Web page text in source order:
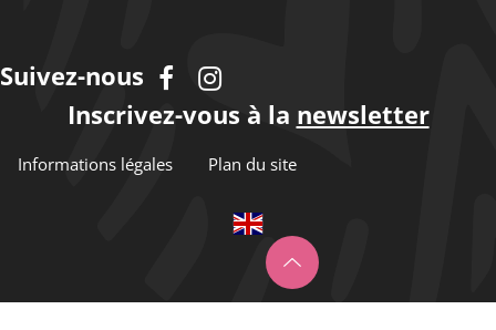
Suivez-nous
Inscrivez-vous à la newsletter
Informations légales Plan du site